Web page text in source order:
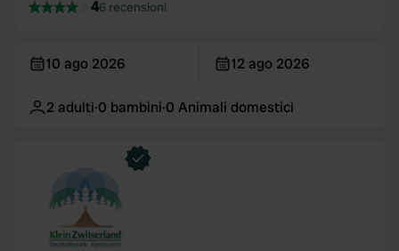
46 recensioni
10 ago 2026 12 ago 2026
2 adulti·0 bambini·0 Animali domestici